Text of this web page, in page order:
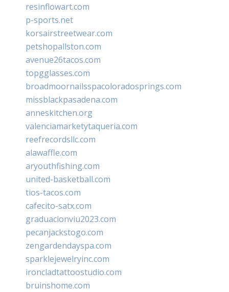
resinflowart.com
p-sports.net
korsairstreetwear.com
petshopallston.com
avenue26tacos.com
topgglasses.com
broadmoornailsspacoloradosprings.com
missblackpasadena.com
anneskitchen.org
valenciamarketytaqueria.com
reefrecordsllc.com
alawaffle.com
aryouthfishing.com
united-basketball.com
tios-tacos.com
cafecito-satx.com
graduacionviu2023.com
pecanjackstogo.com
zengardendayspa.com
sparklejewelryinc.com
ironcladtattoostudio.com
bruinshome.com